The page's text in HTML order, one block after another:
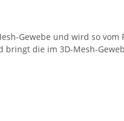
Gewebe und wird so
die im 3D-Mesh-